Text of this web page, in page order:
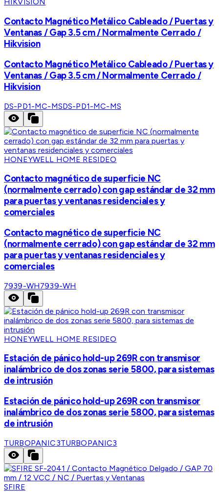
HIKVISION
Contacto Magnético Metálico Cableado / Puertas y
Ventanas / Gap 3.5 cm / Normalmente Cerrado /
Hikvision
Contacto Magnético Metálico Cableado / Puertas y
Ventanas / Gap 3.5 cm / Normalmente Cerrado /
Hikvision
DS-PD1-MC-MSDS-PD1-MC-MS
HONEYWELL HOME RESIDEO
Contacto magnético de superficie NC
(normalmente cerrado) con gap estándar de 32 mm
para puertas y ventanas residenciales y
comerciales
Contacto magnético de superficie NC
(normalmente cerrado) con gap estándar de 32 mm
para puertas y ventanas residenciales y
comerciales
7939-WH7939-WH
HONEYWELL HOME RESIDEO
Estación de pánico hold-up 269R con transmisor
inalámbrico de dos zonas serie 5800, para sistemas
de intrusión
Estación de pánico hold-up 269R con transmisor
inalámbrico de dos zonas serie 5800, para sistemas
de intrusión
TURBOPANIC3TURBOPANIC3
SFIRE